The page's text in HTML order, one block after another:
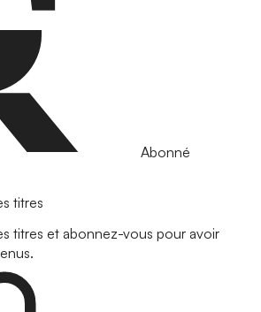
Abonné
titres
titres et abonnez-vous pour avoir